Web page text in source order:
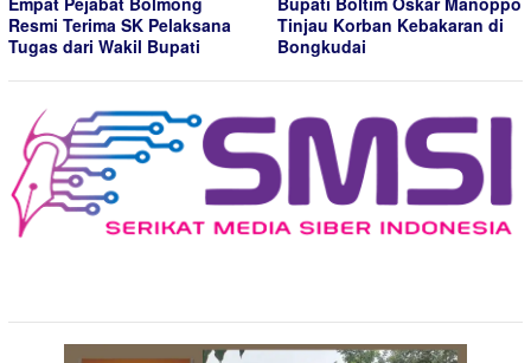
Resmi Terima SK Pelaksana
Tugas dari Wakil Bupati
Tinjau Korban Kebakaran di
Bongkudai